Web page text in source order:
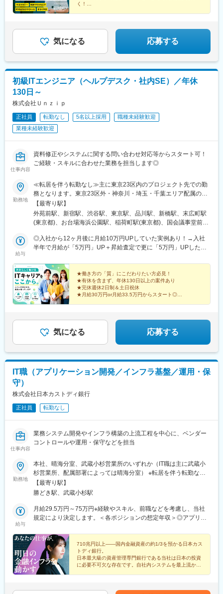
く！
気になる 応募する
初級ITエンジニア（ヘルプデスク・社内SE）／年休
130日～
株式会社Ｕｎｚｉｐ
正社員 転勤なし 5名以上採用
職種未経験歓迎
業種未経験歓迎
仕事内容
資料修正やシステムに関する問い合わせ対応等からスタート可！
ご経験・スキルに合わせた業務を担当します◎
勤務地
≪転居を伴う転勤なし≫主に東京23区内のプロジェクト先での勤
務となります。東京23区外・神奈川・埼玉・千葉エリア配属の可
能性もあり(希望を考慮)◇本社東京都港区南青山3-1-36 青山丸竹
ビル6F◎案件により、リモートでの勤務も可能です！◎受動喫煙
対策：オフィス内原則禁煙◎東京都港区六本木にサテライトオフ
【最寄り駅】
外苑前駅、新宿駅、渋谷駅、東京駅、品川駅、新橋駅、末広町駅
(東京都)、お台場海浜公園駅、稲荷町駅(東京都)、国会議事堂前
駅、九段下駅、穴守稲荷駅、月島駅、虎ノ門ヒルズ駅、五反田
駅、高田馬場駅、麹町駅、三越前駅、四ツ谷駅、四谷三丁目駅、
目駅、築地駅、神谷町駅、神田駅(東京都)、西新宿駅、赤羽駅、赤
坂駅(東京都)、浅草駅(ＴＸ)、大井町駅、大崎駅、辰巳駅、中野駅
(東京都)、東銀座駅、日本橋駅(東京都)、目黒駅、豊島園駅(都営
線)、六本木一丁目駅、門前仲町駅、千葉駅、海浜幕張駅、横浜
駅、京急川崎駅、大宮駅(埼玉県)、表参道駅、新宿駅(東京メト
駅、溜池山王駅、とうきょうスカイツリー駅、桜田門駅、亀戸
駅、飯田橋駅、大鳥居駅、虎ノ門駅、大崎広小路駅、西早稲田
駅、半蔵門駅、新日本橋駅、曙橋駅、赤羽橋駅、新富町駅(東京
京成上野駅、永田町駅、曳舟駅、信濃町駅、八丁堀駅(東京都)、天
丁目駅、銀座一丁目駅、練馬駅、栄町駅(千葉県)、平沼橋駅
給与
◎入社から12ヶ月後に月給10万円UPしていた実例あり！→入社
半年で月給が「5万円」UP＋昇給査定で更に「5万円」UPした実
む)＋決算賞与※固定残業代は、時間外労働の有無に関わらず10時
間分を、2万1,500円～支給。上記を超える時間外労働分は追加で
支給ーー≪データエンジニア／社内SE≫ーー【Excel VBA・
Access・SQLの経験1年以上】・月給33.5万円～（固定残業代10
時間分・2万4,000円～含む） 【Excel VBA・Access・SQLの
分・2万6,900円～含む） 【Pythonの経験1年以上】 ・月給37.5
万円～+決算賞与（固定残業代10時間分・2万6,900円～含む）
【Pythonの経験3年以上】・月給50万円～+決算賞与 （固定残業
代10時間分・3万5,900円～含む） ※上記を超える時間外労働分
は追加で支給
★働き方の「質」にこだわりたい方必見！
★有休を含まず、年休130日以上の案件あり
★完休週休2日制＆土日祝休
★月給30万円or月給33.5万円からスタート◎
気になる 応募する
IT職（アプリケーション開発／インフラ基盤／運用・保
守）
株式会社日本カストディ銀行
正社員 転勤なし
仕事内容
業務システム開発やインフラ構築の上流工程を中心に、ベンダー
コントロールや運用・保守などを担当
勤務地
本社、晴海分室、武蔵小杉営業所のいずれか（IT職は主に武蔵小
杉営業所、配属部署によっては晴海分室） ※転居を伴う転勤なし※
リモートワークも可能（要相談）＜勤務地＞■本社住所：東京都中
央区晴海1-8-12 晴海アイランド トリトンスクエア オフィスタワ
策：屋内全面禁煙■晴海分室住所：東京都中央区晴海3-12-1 KDK
晴海ビルアクセス：都営大江戸線「勝どき駅」より徒歩6分受動喫
区小杉町1-403 武蔵小杉タワープレイスアクセス：JR・東急東横
線「武蔵小杉駅」より徒歩3分受動喫煙対策：屋内全面禁煙※変更
の範囲：会社の定める事業所（リモートワーク含む）
【最寄り駅】
勝どき駅、武蔵小杉駅
給与
月給29.5万円～75万円※経験やスキル、前職などを考慮し、当社
規定により決定します。＜各ポジションの想定年収＞◎アプリ、
850万円└リーダー・PMクラス：年収850万円～1,200万円◎ホス
ト基盤担当：年収700万円～1,200万円
710兆円以上――国内金融資産の約1/3を預かる日本カス
トディ銀行。
日本最大級の資産管理専門銀行である当社は日本の投資
に必要不可欠な存在です。自社内システムを最上流から